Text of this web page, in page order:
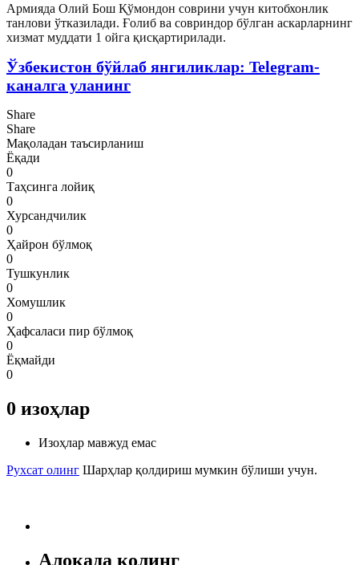
Армияда Олий Бош Қўмондон соврини учун китобхонлик
танлови ўтказилади. Ғолиб ва совриндор бўлган аскарларнинг
хизмат муддати 1 ойга қисқартирилади.
Ўзбекистон бўйлаб янгиликлар: Telegram-
каналга уланинг
Share
Share
Мақоладан таъсирланиш
Ёқади
0
Таҳсинга лойиқ
0
Хурсандчилик
0
Ҳайрон бўлмоқ
0
Тушкунлик
0
Хомушлик
0
Ҳафсаласи пир бўлмоқ
0
Ёқмайди
0
0 изоҳлар
Изоҳлар мавжуд емас
Рухсат олинг Шарҳлар қолдириш мумкин бўлиши учун.
Алоқада қолинг